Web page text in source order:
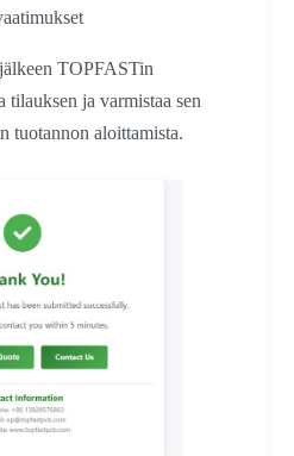
TOPFASTin
ja varmistaa sen
tuotannon aloittamista.